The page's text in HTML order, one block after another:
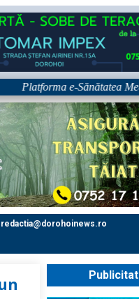
e-Sănătatea Mea
redactia@dorohoinews.ro